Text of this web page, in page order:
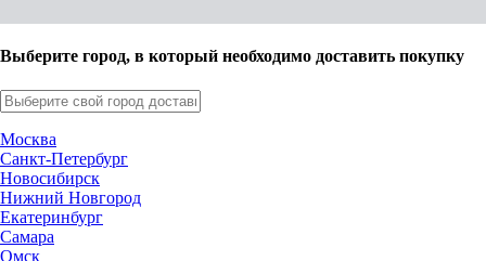
Выберите город, в который необходимо доставить покупку
Москва
Санкт-Петербург
Новосибирск
Нижний Новгород
Екатеринбург
Самара
Омск